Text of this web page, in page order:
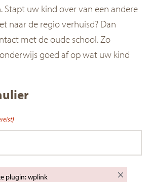
Stapt uw kind over van een andere
naar de regio verhuisd? Dan
met de oude school. Zo
goed af op wat uw kind
plugin: wplink ×